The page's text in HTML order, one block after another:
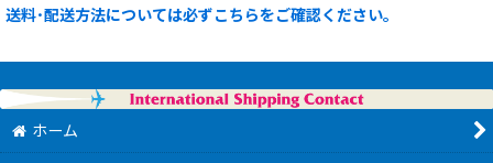
送料･配送方法については必ずこちらをご確認ください。
ホーム